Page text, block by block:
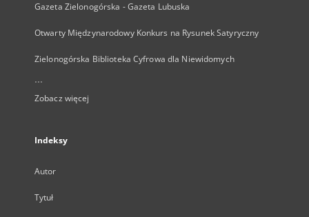
Gazeta Zielonogórska - Gazeta Lubuska
Otwarty Międzynarodowy Konkurs na Rysunek Satyryczny
Zielonogórska Biblioteka Cyfrowa dla Niewidomych
...
Zobacz więcej
Indeksy
Autor
Tytuł